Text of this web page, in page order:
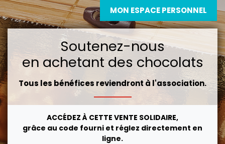
MON ESPACE PERSONNEL
Soutenez-nous
en achetant des chocolats
Tous les bénéfices reviendront à l'association.
ACCÉDEZ À CETTE VENTE SOLIDAIRE,
grâce au code fourni et réglez directement en
ligne.